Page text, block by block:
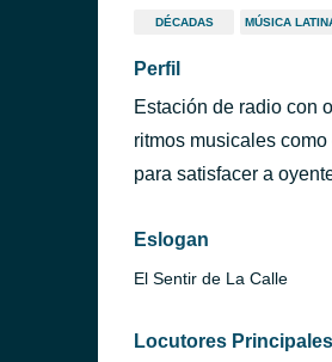
DÉCADAS MÚSICA
Perfil
Estación de radio con
ritmos musicales
para satisfacer a
Eslogan
El Sentir de La Calle
Locutores Principales